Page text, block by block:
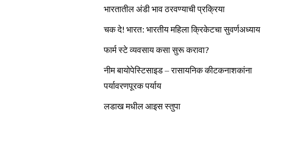
भारतातील अंडी भाव ठरवण्याची प्रक्रिया
चक दे! भारत: भारतीय महिला क्रिकेटचा सुवर्णअध्याय
फार्म स्टे व्यवसाय कसा सुरू करावा?
नीम बायोपेस्टिसाइड – रासायनिक कीटकनाशकांना
पर्यावरणपूरक पर्याय
लडाख मधील आइस स्तुपा